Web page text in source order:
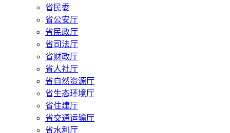
省民委
省公安厅
省民政厅
省司法厅
省财政厅
省人社厅
省自然资源厅
省生态环境厅
省住建厅
省交通运输厅
省水利厅